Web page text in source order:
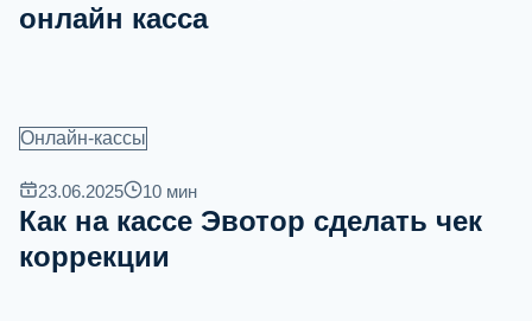
онлайн касса
Онлайн-кассы
23.06.2025 10 мин
Как на кассе Эвотор сделать чек
коррекции